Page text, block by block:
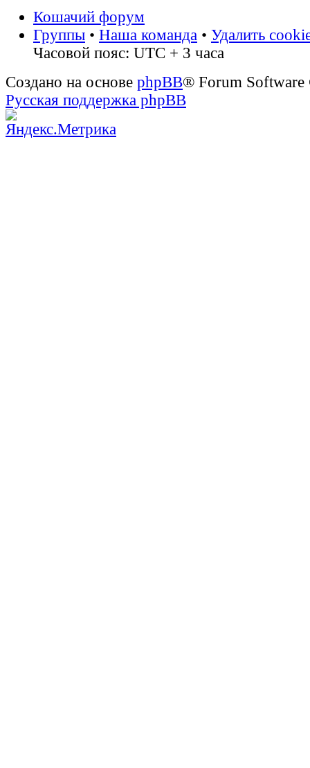
Кошачий форум
Группы • Наша команда • Удалить
Часовой пояс: UTC + 3 часа
Создано на основе phpBB® Forum
Русская поддержка phpBB